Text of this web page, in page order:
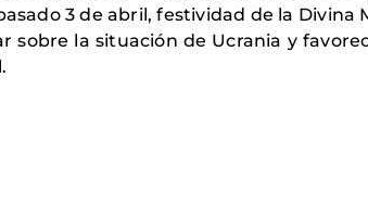
3 de abril, festividad de la
sobre la situación de Ucrania y